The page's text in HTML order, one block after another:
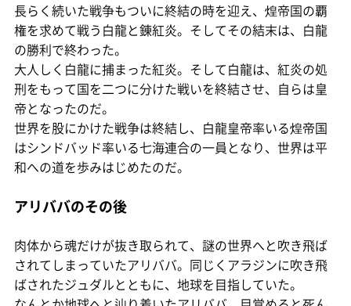
長らく続いた戦争もついに終結の時を迎え、煌帝国の覇
権を求めて戦う白龍と錬紅炎。そしてその結末は、白龍
の勝利で終わった。
大人しく白龍に捕まった紅炎。そして白龍は、紅炎の処
刑をもって国を二つに分けた戦いを終結させ、自らは皇
帝となったのだ。
世界を股にかけた戦争は終結し、白龍皇帝率いる煌帝国
はシンドバッド率いる七海連合の一員となり、世界は平
和への道を歩みはじめたのだ。
アリババのその後
肉体から魂だけが抜き取られて、謎の世界へと吹き飛ば
されてしまっていたアリババ。同じくアラジンに吹き飛
ばされたジュダルとともに、地球を目指していた。